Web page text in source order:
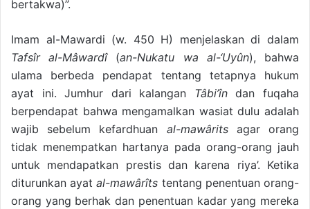
bertakwa)”.
Imam al-Mawardi (w. 450 H) menjelaskan di dalam
Tafsîr al-Mâwardî(an-Nukatu wa al-‘Uyûn), bahwa
ulama berbeda pendapat tentang tetapnya hukum
ayat ini. Jumhur dari kalangan Tâbi’îndan fuqaha
berpendapat bahwa mengamalkan wasiat dulu adalah
wajib sebelum kefardhuan al-mawâritsagar orang
tidak menempatkan hartanya pada orang-orang jauh
untuk mendapatkan prestis dan karena riya’. Ketika
diturunkan ayatal-mawârîts tentang penentuan orang-
orang yang berhak dan penentuan kadar yang mereka